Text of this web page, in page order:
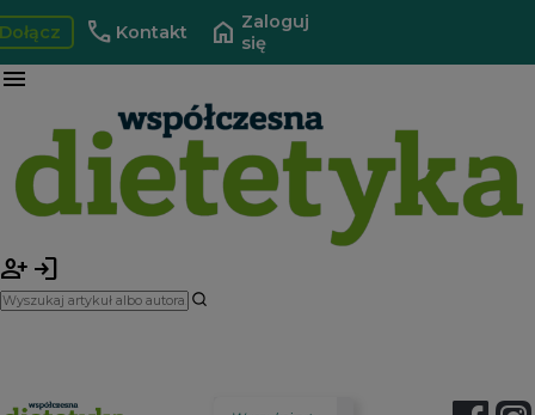
call Kontakt home Zaloguj
się
menu
person_add login